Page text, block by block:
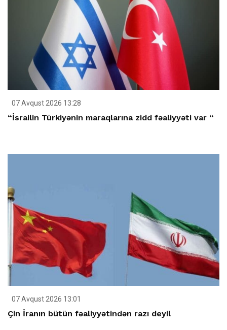
07 Avqust 2026 13:28
“İsrailin Türkiyənin maraqlarına zidd fəaliyyəti var “
07 Avqust 2026 13:01
Çin İranın bütün fəaliyyətindən razı deyil